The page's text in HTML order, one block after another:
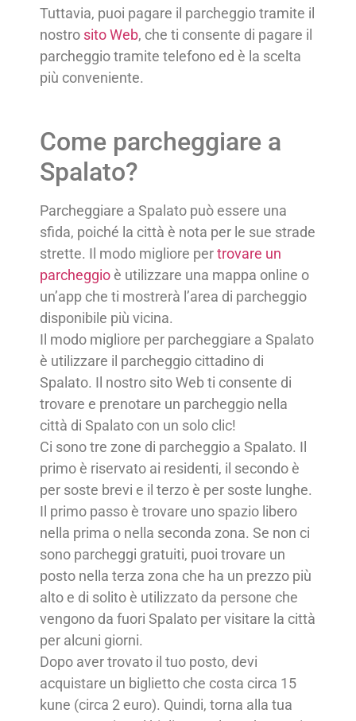
Tuttavia, puoi pagare il parcheggio tramite il
nostro sito Web, che ti consente di pagare il
parcheggio tramite telefono ed è la scelta
più conveniente.
Come parcheggiare a
Spalato?
Parcheggiare a Spalato può essere una
sfida, poiché la città è nota per le sue strade
strette. Il modo migliore pertrovare un
parcheggio è utilizzare una mappa online o
un’app che ti mostrerà l’area di parcheggio
disponibile più vicina.
Il modo migliore per parcheggiare a Spalato
è utilizzare il parcheggio cittadino di
Spalato. Il nostro sito Web ti consente di
trovare e prenotare un parcheggio nella
città di Spalato con un solo clic!
Ci sono tre zone di parcheggio a Spalato. Il
primo è riservato ai residenti, il secondo è
per soste brevi e il terzo è per soste lunghe.
Il primo passo è trovare uno spazio libero
nella prima o nella seconda zona. Se non ci
sono parcheggi gratuiti, puoi trovare un
posto nella terza zona che ha un prezzo più
alto e di solito è utilizzato da persone che
vengono da fuori Spalato per visitare la città
per alcuni giorni.
Dopo aver trovato il tuo posto, devi
acquistare un biglietto che costa circa 15
kune (circa 2 euro). Quindi, torna alla tua